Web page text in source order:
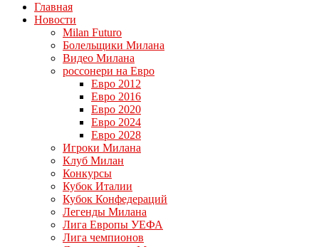
Главная
Новости
Milan Futuro
Болельщики Милана
Видео Милана
россонери на Евро
Евро 2012
Евро 2016
Евро 2020
Евро 2024
Евро 2028
Игроки Милана
Клуб Милан
Конкурсы
Кубок Италии
Кубок Конфедераций
Легенды Милана
Лига Европы УЕФА
Лига чемпионов